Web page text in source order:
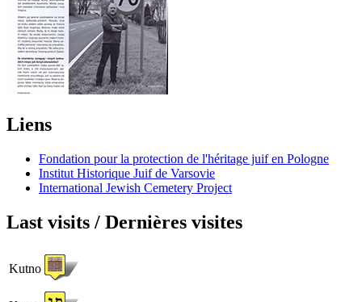
Liens
Fondation pour la protection de l'héritage juif en Pologne
Institut Historique Juif de Varsovie
International Jewish Cemetery Project
Last visits / Dernières visites
Kutno